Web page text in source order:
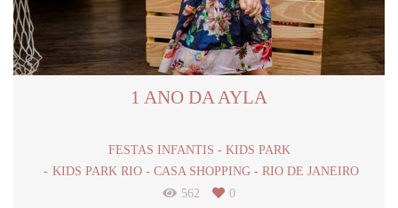
1 ANO DA AYLA
FESTAS INFANTIS - KIDS PARK
KIDS PARK RIO - CASA SHOPPING - RIO DE JANEIRO
562
0